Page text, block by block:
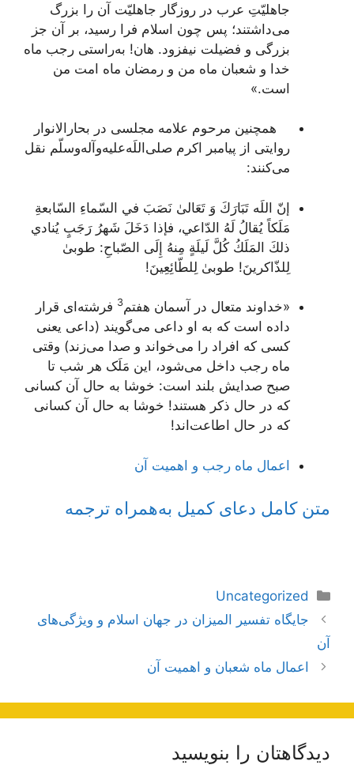
جاهليّتِ عرب در روزگار جاهليّت آن را بزرگ
مى‌داشتند؛ پس چون اسلام فرا رسيد، بر آن جز
بزرگى و فضيلت نيفزود. هان! به‌راستى رجب ماه
خدا و شعبان ماه من و رمضان ماه امت من
است.»
همچنین مرحوم علامه مجلسی در بحارالانوار
روایتی از پیامبر اکرم صلی‌اللَه‌علیه‌و‌آله‌وسلّم نقل
می‌کنند:
إنّ اللَه تَبَارَكَ وَ تَعَالىٰ نَصَبَ في السّماءِ السّابعةِ
مَلَكاً يُقالُ لَهُ الدّاعي، فإذا دَخَلَ شَهرُ رَجَبٍ يُنادي
ذلكَ المَلَكُ كُلَّ لَيلَةٍ مِنهُ إِلَى الصّباحِ: طوبىٰ
لِلذّاكرينَ! طوبىٰ لِلطّائِعِينَ!
«خداوند متعال در آسمان هفتم3 فرشته‌ای قرار
داده است که به او داعى مى‌گویند (داعی یعنى
کسى که افراد را مى‌خواند و صدا مى‌زند) وقتی
ماه رجب داخل مى‌شود، این مَلَک هر شب تا
صبح صدایش بلند است: خوشا به حال آن کسانى
که در حال ذکر هستند! خوشا به حال آن کسانى
که در حال اطاعت‌اند!
اعمال ماه رجب و اهمیت آن
متن کامل دعای کمیل به‌همراه ترجمه
دسته‌ها
Uncategorized
ناوبری
نوشته‌ها
جایگاه تفسیر المیزان در جهان اسلام و ویژگی‌های
آن
اعمال ماه شعبان و اهمیت آن
دیدگاهتان را بنویسید